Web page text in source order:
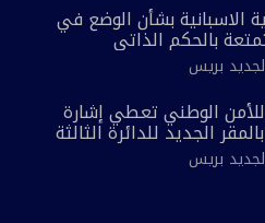
الاسبانية بشأن الوضع في
بالحكم الذاتي
بريس
للأمن الوطني تعطي إشارة
الجديد للدائرة الثالثة
العيون
بريس